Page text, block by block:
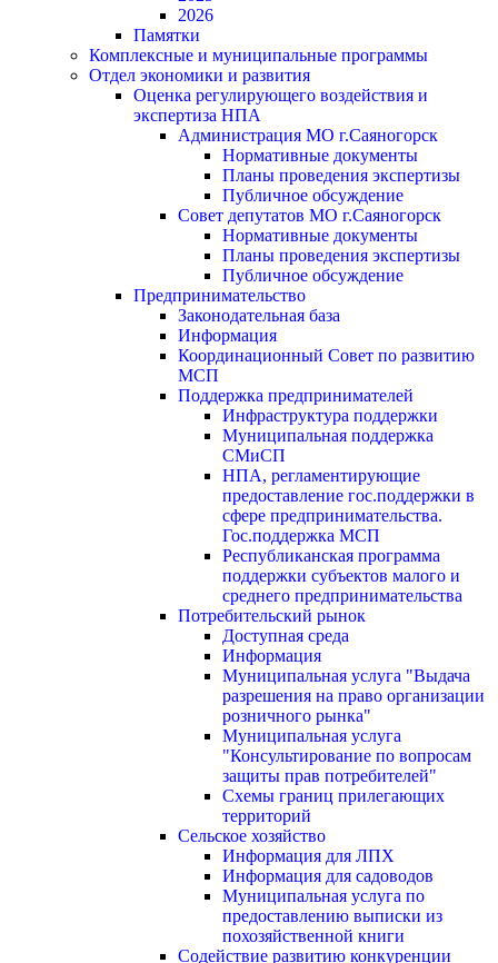
2026
Памятки
Комплексные и муниципальные программы
Отдел экономики и развития
Оценка регулирующего воздействия и
экспертиза НПА
Администрация МО г.Саяногорск
Нормативные документы
Планы проведения экспертизы
Публичное обсуждение
Совет депутатов МО г.Саяногорск
Нормативные документы
Планы проведения экспертизы
Публичное обсуждение
Предпринимательство
Законодательная база
Информация
Координационный Совет по развитию
МСП
Поддержка предпринимателей
Инфраструктура поддержки
Муниципальная поддержка
СМиСП
НПА, регламентирующие
предоставление гос.поддержки в
сфере предпринимательства.
Гос.поддержка МСП
Республиканская программа
поддержки субъектов малого и
среднего предпринимательства
Потребительский рынок
Доступная среда
Информация
Муниципальная услуга "Выдача
разрешения на право организации
розничного рынка"
Муниципальная услуга
"Консультирование по вопросам
защиты прав потребителей"
Схемы границ прилегающих
территорий
Сельское хозяйство
Информация для ЛПХ
Информация для садоводов
Муниципальная услуга по
предоставлению выписки из
похозяйственной книги
Содействие развитию конкуренции